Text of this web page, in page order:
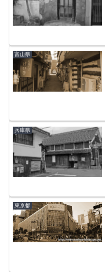
富山県
兵庫県
東京都